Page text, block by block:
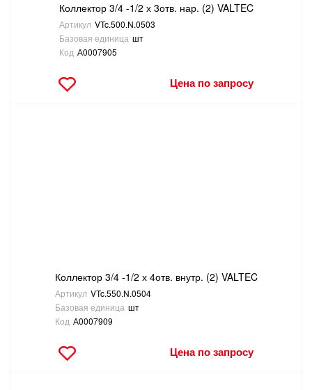
Коллектор 3/4 -1/2 х 3отв. нар. (2) VALTEC
Артикул VTc.500.N.0503
Базовая единица шт
Код А0007905
Цена по запросу
Коллектор 3/4 -1/2 х 4отв. внутр. (2) VALTEC
Артикул VTc.550.N.0504
Базовая единица шт
Код А0007909
Цена по запросу